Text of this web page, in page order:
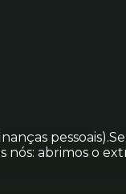
abrimos o